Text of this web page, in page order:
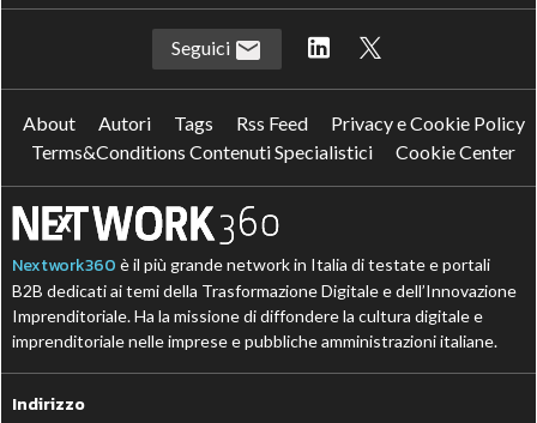
Seguici
About Autori Tags Rss Feed
Privacy e Cookie Policy
Terms&Conditions Contenuti Specialistici
Cookie Center
Nextwork360 è il più grande network in Italia di testate e portali
B2B dedicati ai temi della Trasformazione Digitale e dell’Innovazione
Imprenditoriale. Ha la missione di diffondere la cultura digitale e
imprenditoriale nelle imprese e pubbliche amministrazioni italiane.
Indirizzo